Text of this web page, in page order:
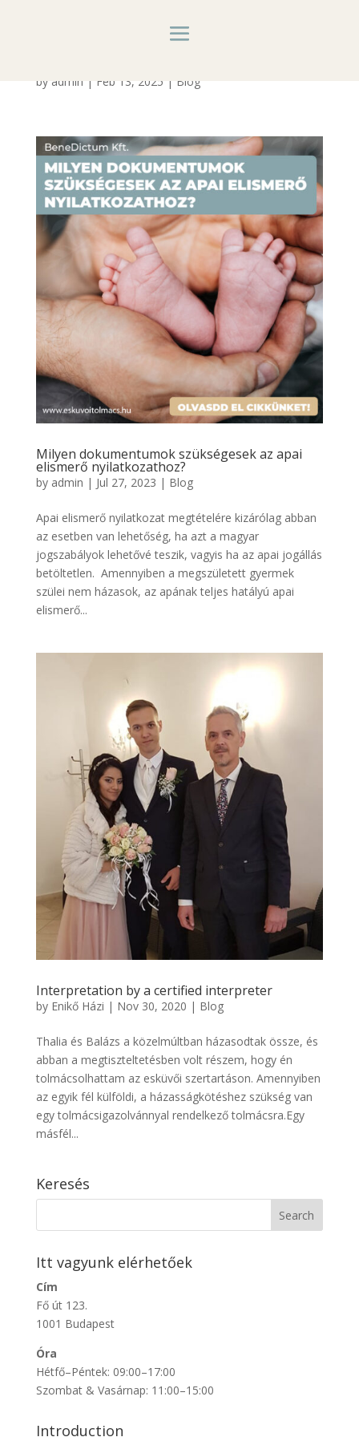
by admin | Feb 13, 2025 | Blog
Milyen dokumentumok szükségesek az apai
elismerő nyilatkozathoz?
by admin | Jul 27, 2023 | Blog
Apai elismerő nyilatkozat megtételére kizárólag abban
az esetben van lehetőség, ha azt a magyar
jogszabályok lehetővé teszik, vagyis ha az apai jogállás
betöltetlen. Amennyiben a megszületett gyermek
szülei nem házasok, az apának teljes hatályú apai
elismerő...
Interpretation by a certified interpreter
by Enikő Házi | Nov 30, 2020 | Blog
Thalia és Balázs a közelmúltban házasodtak össze, és
abban a megtiszteltetésben volt részem, hogy én
tolmácsolhattam az esküvői szertartáson. Amennyiben
az egyik fél külföldi, a házasságkötéshez szükség van
egy tolmácsigazolvánnyal rendelkező tolmácsra.Egy
másfél...
Keresés
Itt vagyunk elérhetőek
Cím
Fő út 123.
1001 Budapest
Óra
Hétfő–Péntek: 09:00–17:00
Szombat & Vasárnap: 11:00–15:00
Introduction